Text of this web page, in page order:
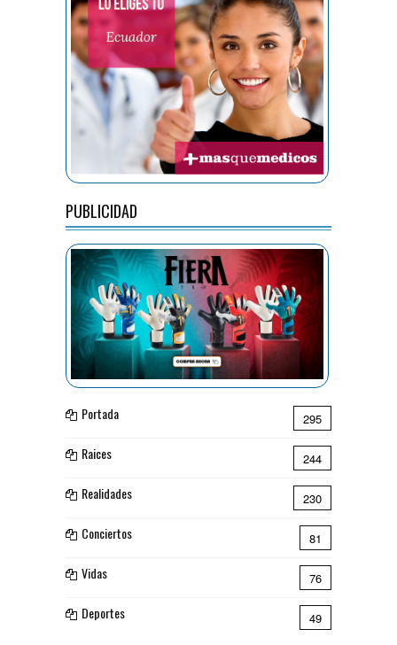
PUBLICIDAD
Portada 295
Raices 244
Realidades 230
Conciertos 81
Vidas 76
Deportes 49